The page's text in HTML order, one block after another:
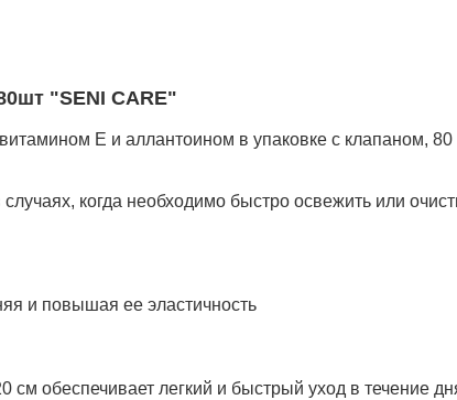
"SENI CARE"
Е и аллантоином в упаковке с клапаном, 80
когда необходимо быстро освежить или
и повышая ее эластичность
см обеспечивает легкий и быстрый уход в течение